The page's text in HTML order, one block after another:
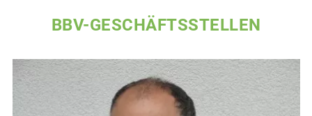
BBV-GESCHÄFTSSTELLEN